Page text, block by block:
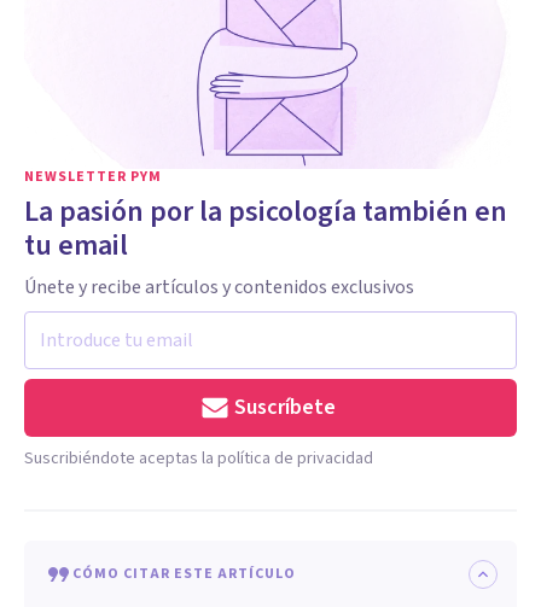
NEWSLETTER PYM
La pasión por la psicología también en
tu email
Únete y recibe artículos y contenidos exclusivos
Suscríbete
Suscribiéndote aceptas la política de privacidad
CÓMO CITAR ESTE ARTÍCULO